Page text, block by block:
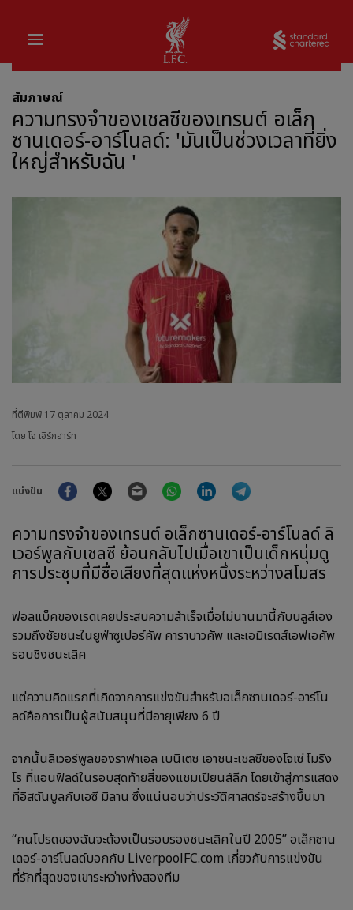
บ้าน
สัมภาษณ์
ความทรงจำของเชลซีของเทรนต์ อเล็ก
ซานเดอร์-อาร์โนลด์: 'มันเป็นช่วงเวลาที่ยิ่ง
ใหญ่สำหรับฉัน '
ที่ตีพิมพ์ 17 ตุลาคม 2024
โดย โจ เอิร์กฮาร์ท
แบ่งปัน
FacebookTwitter Email WhatsAppLinkedIn
ความทรงจำของเทรนต์ อเล็กซานเดอร์-อาร์โนลด์ ลิ
เวอร์พูลกับเชลซี ย้อนกลับไปเมื่อเขาเป็นเด็กหนุ่มดู
การประชุมที่มีชื่อเสียงที่สุดแห่งหนึ่งระหว่างสโมสร
ฟอลแบ็คของเรดเคยประสบความสำเร็จเมื่อไม่นานมานี้กับบลูส์เอง
รวมถึงชัยชนะในยูฟ่าซูเปอร์คัพ คาราบาวคัพ และเอมิเรตส์เอฟเอคัพ
รอบชิงชนะเลิศ
แต่ความคิดแรกที่เกิดจากการแข่งขันสำหรับอเล็กซานเดอร์-อาร์โน
ลด์คือการเป็นผู้สนับสนุนที่มีอายุเพียง 6 ปี
จากนั้นลิเวอร์พูลของราฟาเอล เบนิเตซ เอาชนะเชลซีของโจเซ่ โมริง
โร ที่แอนฟิลด์ในรอบสุดท้ายสี่ของแชมเปียนส์ลีก โดยเข้าสู่การแสดง
ที่อิสตันบูลกับเอซี มิลาน ซึ่งแน่นอนว่าประวัติศาสตร์จะสร้างขึ้นมา
“คนโปรดของฉันจะต้องเป็นรอบรองชนะเลิศในปี 2005” อเล็กซาน
เดอร์-อาร์โนลด์บอกกับ LiverpoolFC.com เกี่ยวกับการแข่งขัน
ที่รักที่สุดของเขาระหว่างทั้งสองทีม